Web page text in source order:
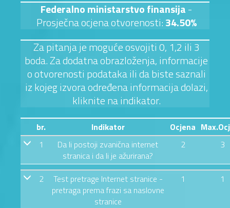
Federalno ministarstvo finansija-
Prosječna ocjena otvorenosti:34.50%
Za pitanja je moguće osvojiti 0, 1,2 ili 3
boda. Za dodatna obrazloženja, informacije
o otvorenosti podataka ili da biste saznali
iz kojeg izvora određena informacija dolazi,
kliknite na indikator.
br. Indikator Ocjena
1
Da li postoji zvanična internet
stranica i da li je ažurirana?
2 3
2
Test pretrage Internet stranice -
pretraga prema frazi sa naslovne
stranice
1 1